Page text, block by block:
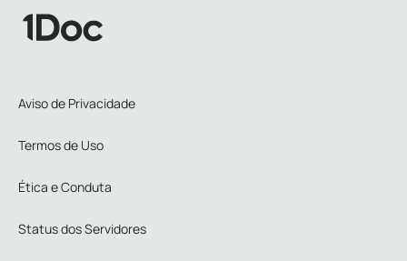
Aviso de Privacidade
Termos de Uso
Ética e Conduta
Status dos Servidores